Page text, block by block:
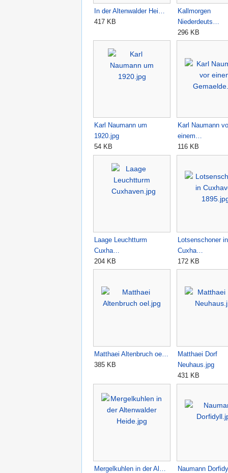
In der Altenwalder Hei…
417 KB
Kallmorgen
Niederdeuts…
296 KB
Karl Naumann um
1920.jpg
54 KB
Karl Naumann
einem…
116 KB
Laage Leuchtturm
Cuxha…
204 KB
Lotsenschoner in
Cuxha…
172 KB
Matthaei Altenbruch oe…
385 KB
Matthaei Dorf
Neuhaus.jpg
431 KB
Mergelkuhlen in der Al…
Naumann